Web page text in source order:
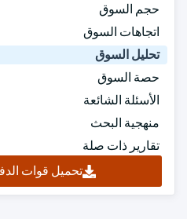
حجم السوق
اتجاهات السوق
تحليل السوق
حصة السوق
الأسئلة الشائعة
منهجية البحث
تقارير ذات صلة
تحميل قوات